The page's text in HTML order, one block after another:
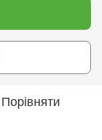
Порівняти